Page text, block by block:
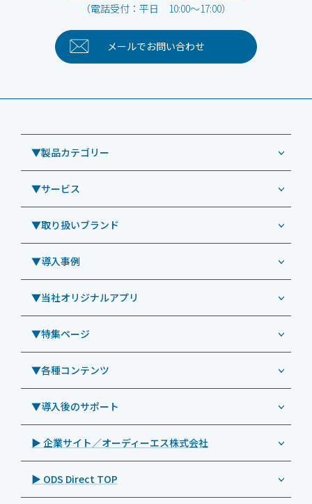
（電話受付：平日 10:00～17:00）
メールでお問い合わせ
▼製品カテゴリー
業務用タブレット
Windowsタブレット TW2A-NF9LTA
Windowsタブレット TW2A-N9LTA
Windowsタブレット TW2A-N9LT
Windowsタブレット TW2A-E9LT
Androidタブレット TA2C-NF8
Androidタブレット TA2C-NF8BL
Androidタブレット TA2C-CS8
Androidタブレット TA2C-CS8BL
Androidタブレット TA2C-DR94G
Androidタブレット TA2C-M8AC
Androidタブレット TA2C-M8
▼サービス
コールセンター
CRMシステム「カイゼンコール」
リペアサービス
教育機関向けiPad修理パック
社内ヘルプデスク代行サービス
教育機関向けiPad管理運用パック
教育機関向けICT支援ソリューション
教育機関向けネットワーク機器導入保守
キッティング
自治体向けDXソリューションサービス
法人向けiPad修理＆デバイス買取サービス
▼取り扱いブランド
ODS（オーディーエス）
LG（エルジー）
ViewSonic（ビューソニック）
PHILIPS（フィリップス）
DynaScan（ダイナスキャン）
SAMSUNG（サムスン）
Goodview（グッドビュー）
Cloudpoint（クラウドポイント）
BenQ（ベンキュー）
Magconn（マグコン）
▼導入事例
導入事例（業務用タブレット、デジタルサイネージほか）
事例：業務用タブレット端末
事例：業務用サイネージ・プロジェクター
事例：業務用オーディオ・その他AV機器
事例：サービス
▼当社オリジナルアプリ
業務効率化アプリ「NFCオプティマイザー」
サポート支援アプリ「ログ送信アプリ」
MDMアプリ「Tablet Control」
▼特集ページ
業務用タブレット
>特長1：USB Type-Aポート
>特長2：microHDMIポート
>特長3：AC常時給電タイプ
>飲食向けタブレット
>ホテル向けタブレット
▼各種コンテンツ
特集記事
製品カタログ
プレスリリース
製品写真
▼導入後のサポート
オーディーエスPCカスタマーセンター
▶ 企業サイト／オーディーエス株式会社
▶ ODS Direct TOP